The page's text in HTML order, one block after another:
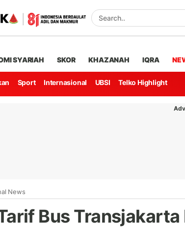
SYARIAH SKOR KHAZANAH IQRA
Sport Internasional UBSI Telko Highlight
News
Bus Transjakarta